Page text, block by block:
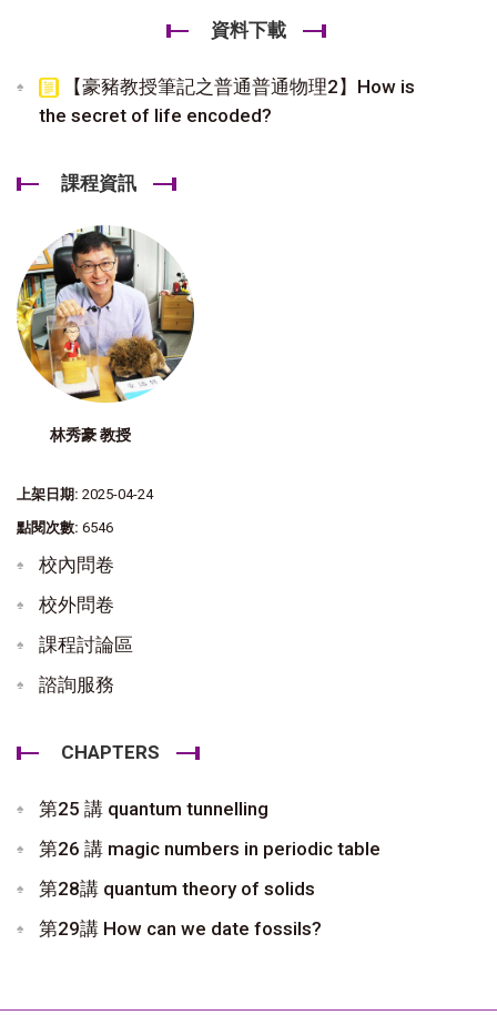
資料下載
【豪豬教授筆記之普通普通物理2】How is
the secret of life encoded?
課程資訊
林秀豪 教授
上架日期: 2025-04-24
點閱次數: 6546
校內問卷
校外問卷
課程討論區
諮詢服務
CHAPTERS
第25 講 quantum tunnelling
第26 講 magic numbers in periodic table
第28講 quantum theory of solids
第29講 How can we date fossils?